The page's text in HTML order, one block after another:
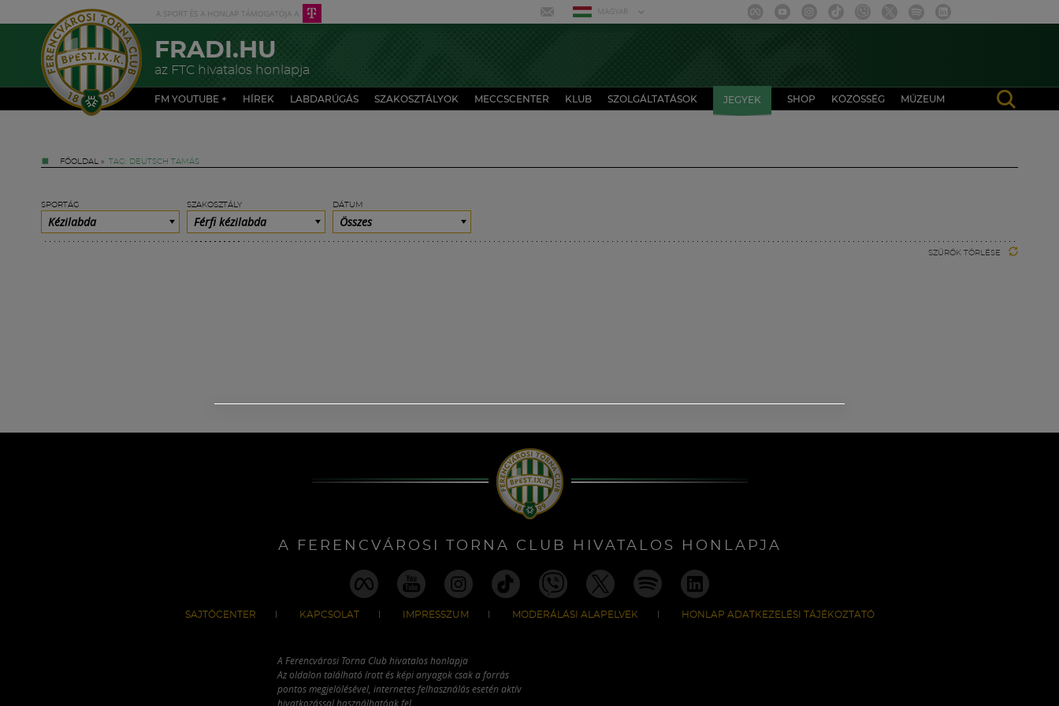
MAGYAR
FRADI.HU
az FTC hivatalos honlapja
FM YOUTUBE + HÍREK LABDARÚGÁS SZAKOSZTÁLYOK MECCSCENTER KLUB SZOLGÁLTATÁSOK JEGYEK SHOP KÖZÖSSÉG MÚZEUM
FŐOLDAL » TAG: DEUTSCH TAMÁS
SPORTÁG
Kézilabda
SZAKOSZTÁLY
Férfi kézilabda
DÁTUM
Összes
SZŰRŐK TÖRLÉSE
A FERENCVÁROSI TORNA CLUB HIVATALOS HONLAPJA
SAJTÓCENTER KAPCSOLAT IMPRESSZUM MODERÁLÁSI ALAPELVEK HONLAP ADATKEZELÉSI TÁJÉKOZTATÓ
A Ferencvárosi Torna Club hivatalos honlapja
Az oldalon található írott és képi anyagok csak a forrás
pontos megjelölésével, internetes felhasználás esetén aktív
hivatkozással használhatóak fel.